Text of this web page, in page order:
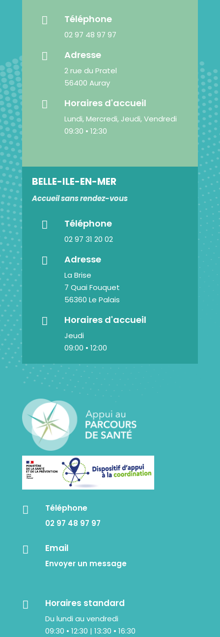
 Téléphone
02 97 48 97 97
 Adresse
2 rue du Pratel
56400 Auray
 Horaires d'accueil
Lundi, Mercredi, Jeudi, Vendredi
09:30 • 12:30
BELLE-ILE-EN-MER
Accueil sans rendez-vous
 Téléphone
02 97 31 20 02
 Adresse
La Brise
7 Quai Fouquet
56360 Le Palais
 Horaires d'accueil
Jeudi
09:00 • 12:00
 Téléphone
02 97 48 97 97
 Email
Envoyer un message
 Horaires standard
Du lundi au vendredi
09:30 • 12:30 | 13:30 • 16:30